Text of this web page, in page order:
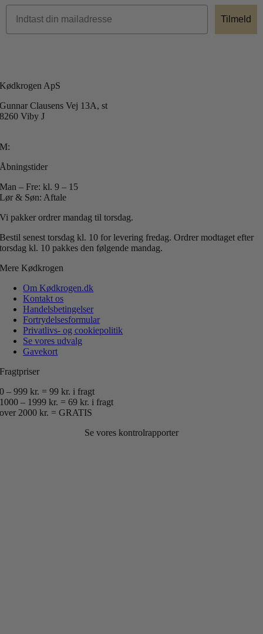
Tilmeld
Kødkrogen ApS
Gunnar Clausens Vej 13A, st
8260 Viby J
M:
Åbningstider
Man – Fre: kl. 9 – 15
Lør & Søn: Aftale
Vi pakker ordrer mandag til torsdag.
Bestil senest torsdag kl. 10 for levering fredag.Ordrer modtaget efter
torsdag kl. 10 pakkes den følgende mandag.
Mere Kødkrogen
Om Kødkrogen.dk
Kontakt os
Handelsbetingelser
Fortrydelsesformular
Privatlivs- og cookiepolitik
Se vores udvalg
Gavekort
Fragtpriser
0 – 999 kr. = 99 kr. i fragt
1000 – 1999 kr. = 69 kr. i fragt
over 2000 kr. = GRATIS
Se vores kontrolrapporter